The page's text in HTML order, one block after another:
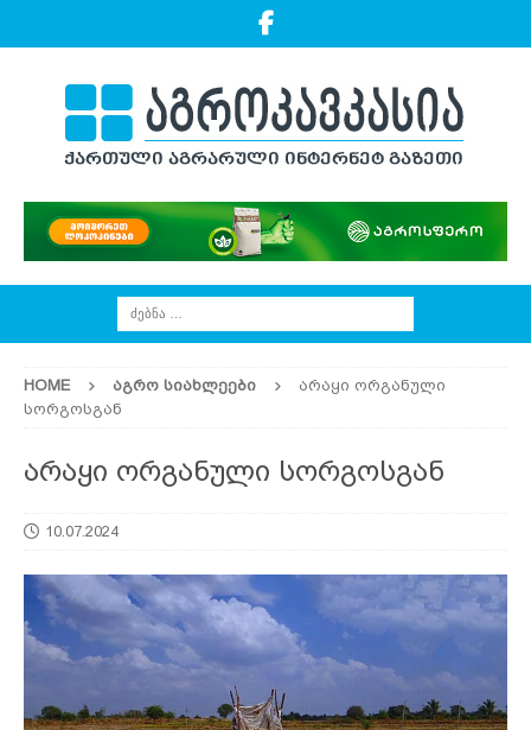
HOME ᲐᲒᲠᲝ ᲡᲘᲐᲮᲚᲔᲔᲑᲘ
არაყი ორგანული
სორგოსგან
არაყი ორგანული სორგოსგან
10.07.2024